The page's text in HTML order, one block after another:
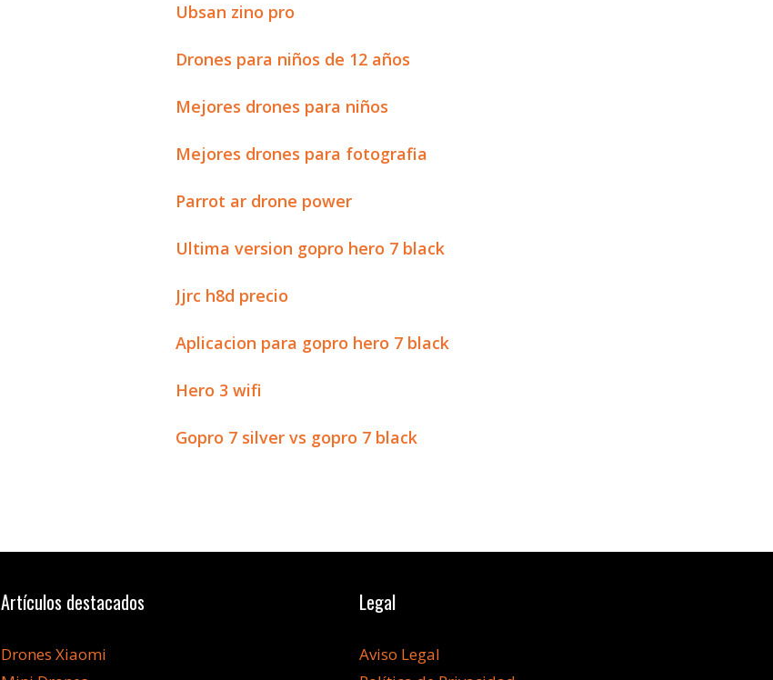
Ubsan zino pro
Drones para niños de 12 años
Mejores drones para niños
Mejores drones para fotografia
Parrot ar drone power
Ultima version gopro hero 7 black
Jjrc h8d precio
Aplicacion para gopro hero 7 black
Hero 3 wifi
Gopro 7 silver vs gopro 7 black
Artículos destacados
Drones Xiaomi
Legal
Aviso Legal